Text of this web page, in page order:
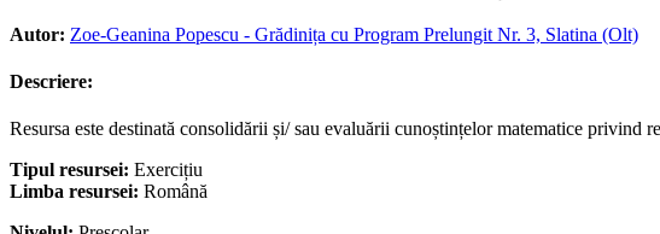
Autor: Zoe-Geanina Popescu - Grădinița cu Program Prelungit Nr. 3, Slatina (Olt)
Descriere:
Resursa este destinată consolidării și/ sau evaluării cunoștințelor matematice privind
Tipul resursei: Exercițiu
Limba resursei: Română